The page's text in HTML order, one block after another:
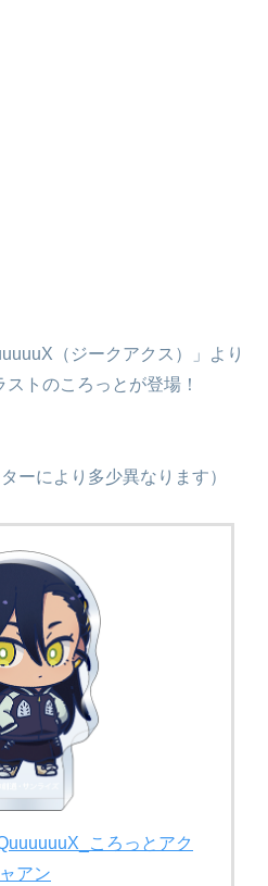
（ジークアクス）」より
トのころっとが登場！
ーにより多少異なります）
ころっとアク
アン